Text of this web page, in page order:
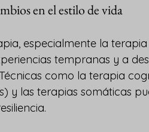
en el estilo de vida
especialmente la
tempranas y a
como la terapia
y las terapias somáticas